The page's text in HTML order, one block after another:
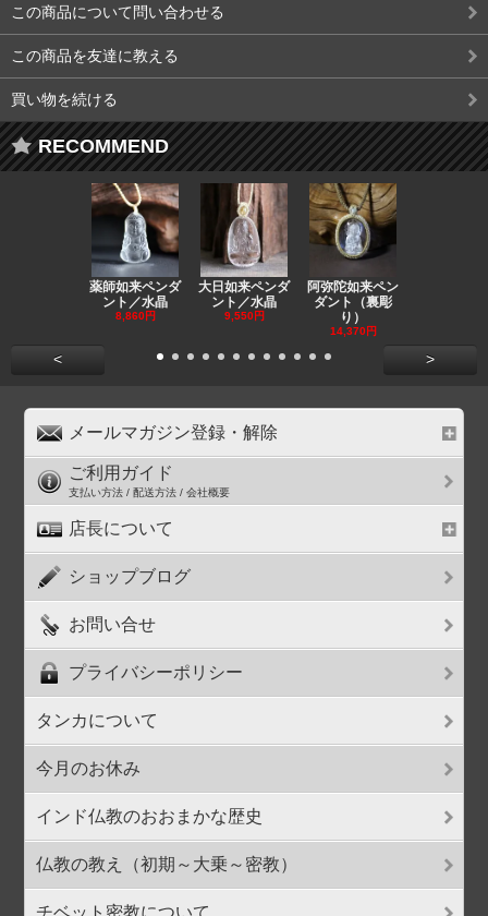
この商品について問い合わせる
この商品を友達に教える
買い物を続ける
RECOMMEND
薬師如来ペンダ
ント／水晶
8,860円
大日如来ペンダ
ント／水晶
9,550円
阿弥陀如来ペン
ダント（裏彫
り）
14,370円
< >
メールマガジン登録・解除
ご利用ガイド
支払い方法 / 配送方法 / 会社概要
店長について
ショップブログ
お問い合せ
プライバシーポリシー
タンカについて
今月のお休み
インド仏教のおおまかな歴史
仏教の教え（初期～大乗～密教）
チベット密教について